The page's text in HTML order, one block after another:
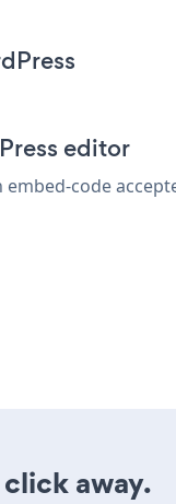
editor
code
away.